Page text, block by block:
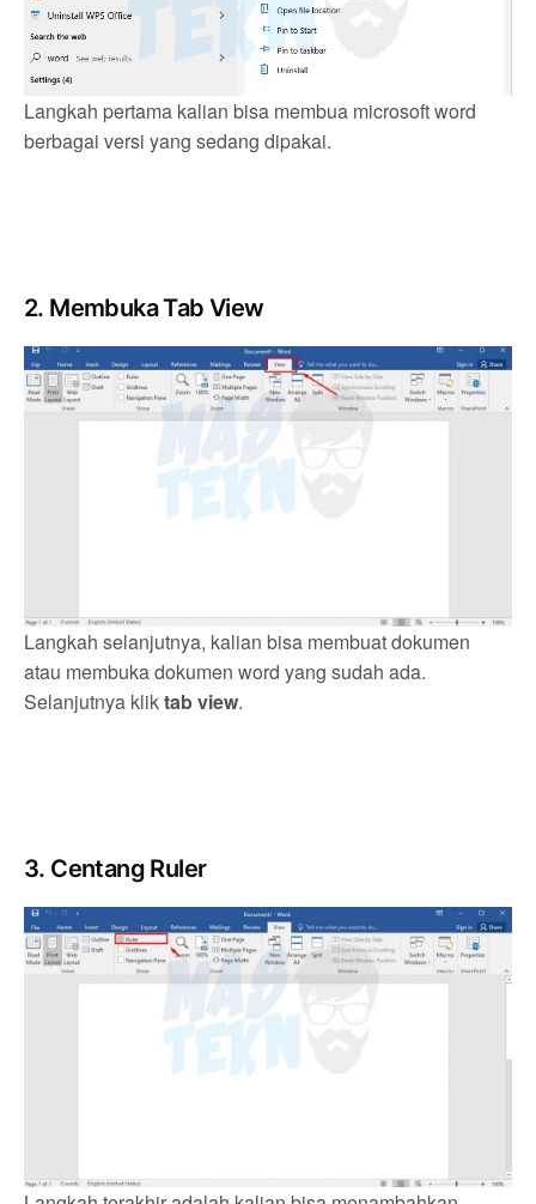
Langkah pertama kalian bisa membua microsoft word
berbagai versi yang sedang dipakai.
2. Membuka Tab View
Langkah selanjutnya, kalian bisa membuat dokumen
atau membuka dokumen word yang sudah ada.
Selanjutnya kliktab view.
3. Centang Ruler